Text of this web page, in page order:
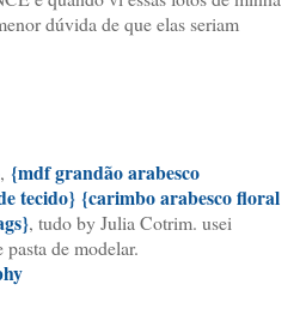
dúvida de que elas seriam
, {mdf grandão arabesco
tecido} {carimbo arabesco floral
, tudo by Julia Cotrim. usei
de modelar.